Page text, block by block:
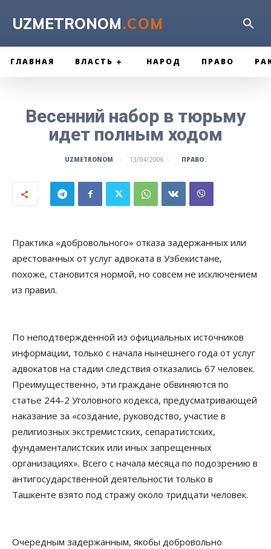
UZMETRONOM.COM
ГЛАВНАЯ ВЛАСТЬ НАРОД ПРАВО
Весенний набор в тюрьму
идет полным ходом
UZMETRONOM 13/04/2006 ПРАВО
Практика «добровольного» отказа задержанных или
арестованных от услуг адвоката в Узбекистане,
похоже, становится нормой, но совсем не исключением
из правил.
По неподтвержденной из официальных источников
информации, только с начала нынешнего года от услуг
адвокатов на стадии следствия отказались 67 человек.
Преимущественно, эти граждане обвиняются по
статье 244-2 Уголовного кодекса, предусматривающей
наказание за «создание, руководство, участие в
религиозных экстремистских, сепаратистских,
фундаменталистских или иных запрещенных
организациях». Всего с начала месяца по подозрению в
антигосударственной деятельности только в
Ташкенте взято под стражу около тридцати человек.
Очередным задержанным, якобы добровольно